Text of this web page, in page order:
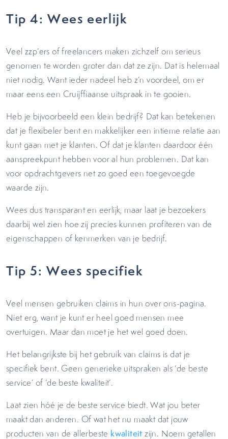
Tip 4: Wees eerlijk
Veel zzp’ers of freelancers maken zichzelf om serieus
genomen te worden groter dan dat ze zijn. Dat is helemaal
niet nodig. Want ieder nadeel heb z’n voordeel, om er
maar eens een Cruijffiaanse uitspraak in te gooien.
Heb je bijvoorbeeld een klein bedrijf? Dat kan betekenen
dat je flexibeler bent en makkelijker een intieme relatie aan
kunt gaan met je klanten. Of dat je klanten daardoor één
aanspreekpunt hebben voor al hun problemen. Dat kan
voor opdrachtgevers net zo goed een toegevoegde
waarde zijn.
Wees dus transparant en eerlijk, maar laat je bezoekers
daarbij wel zien hoe zij precies kunnen profiteren van de
eigenschappen of kenmerken van je bedrijf.
Tip 5: Wees specifiek
Veel mensen gebruiken claims in hun over ons-pagina.
Niet erg, want je kunt er heel goed mensen mee
overtuigen. Maar dan moet je het wel goed doen.
Het belangrijkste bij het gebruik van claims is dat je
specifiek bent. Geen generieke uitspraken als ‘de beste
service’ of ‘de beste kwaliteit’.
Laat zien hóé je de beste service biedt. Wat jou beter
maakt dan anderen. Of wat het nu maakt dat jouw
producten van de allerbeste kwaliteit zijn. Noem getallen